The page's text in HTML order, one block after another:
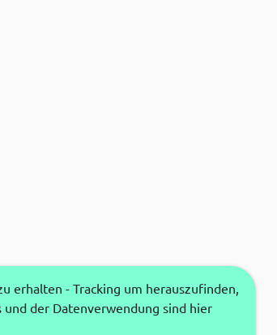
erhalten - Tracking um herauszufinden,
der Datenverwendung sind hier